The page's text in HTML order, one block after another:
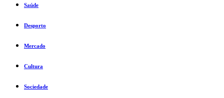
Saúde
Desporto
Mercado
Cultura
Sociedade